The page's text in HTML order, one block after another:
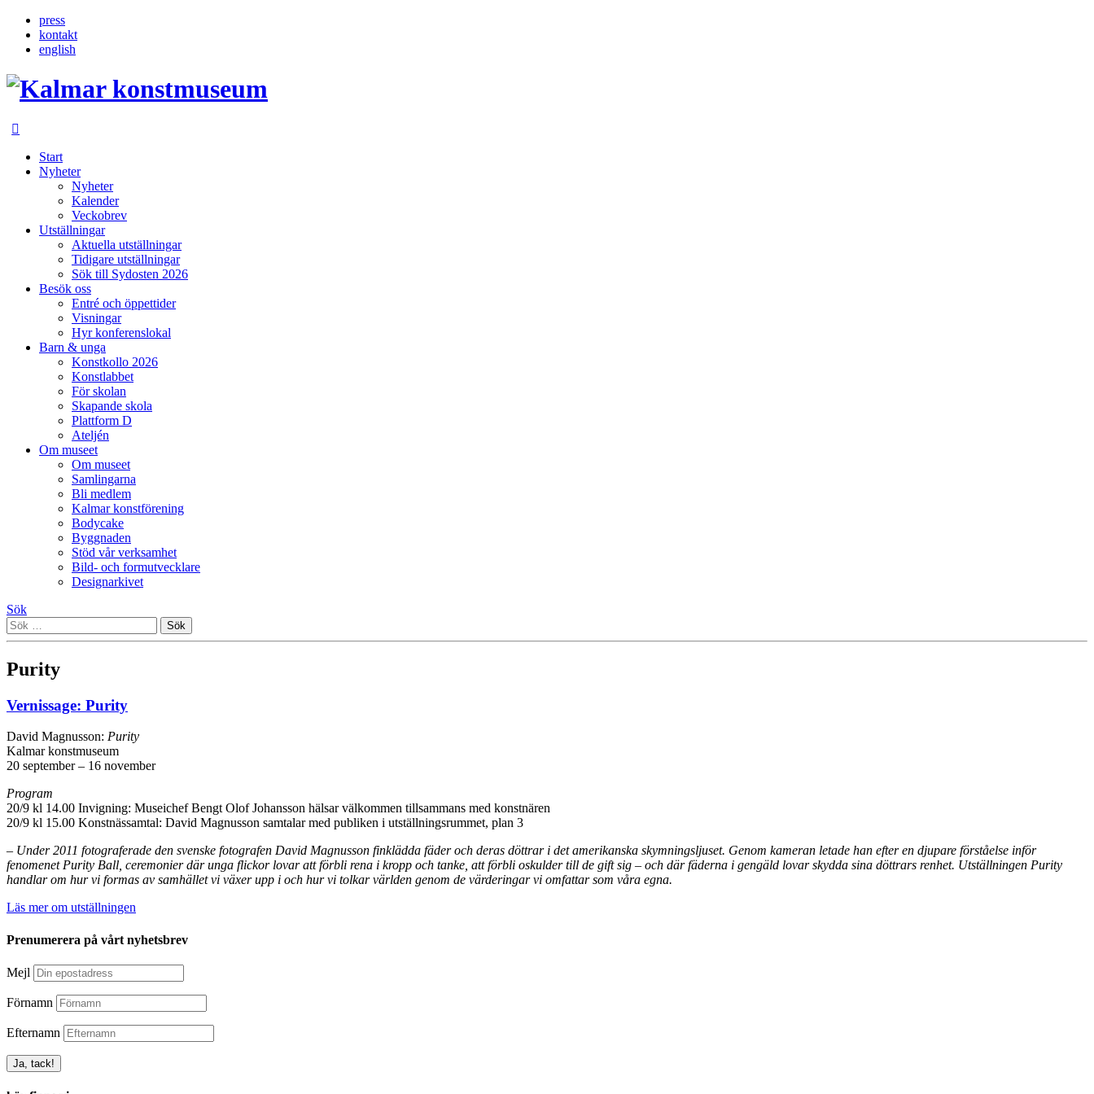
press
kontakt
english
Start
Nyheter
Nyheter
Kalender
Veckobrev
Utställningar
Aktuella utställningar
Tidigare utställningar
Sök till Sydosten 2026
Besök oss
Entré och öppettider
Visningar
Hyr konferenslokal
Barn & unga
Konstkollo 2026
Konstlabbet
För skolan
Skapande skola
Plattform D
Ateljén
Om museet
Om museet
Samlingarna
Bli medlem
Kalmar konstförening
Bodycake
Byggnaden
Stöd vår verksamhet
Bild- och formutvecklare
Designarkivet
Sök
Sök
efter:
Purity
Vernissage: Purity
David Magnusson: Purity
Kalmar konstmuseum
20 september – 16 november
Program
20/9 kl 14.00 Invigning: Museichef Bengt Olof Johansson hälsar välkommen tillsammans med konstnären
20/9 kl 15.00 Konstnässamtal: David Magnusson samtalar med publiken i utställningsrummet, plan 3
– Under 2011 fotograferade den svenske fotografen David Magnusson finklädda fäder och deras döttrar i det amerikanska skymningsljuset. Genom kameran letade han efter en djupare förståelse inför
fenomenet Purity Ball, ceremonier där unga flickor lovar att förbli rena i kropp och tanke, att förbli oskulder till de gift sig – och där fäderna i gengäld lovar skydda sina döttrars renhet. Utställningen Purity
handlar om hur vi formas av samhället vi växer upp i och hur vi tolkar världen genom de värderingar vi omfattar som våra egna.
Läs mer om utställningen
Prenumerera på vårt nyhetsbrev
Mejl
Förnamn
Efternamn